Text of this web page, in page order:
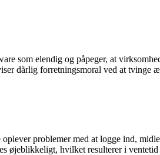
som elendig og påpeger, at
dårlig forretningsmoral ved at tvinge
problemer med at logge ind,
øjeblikkeligt, hvilket resulterer i